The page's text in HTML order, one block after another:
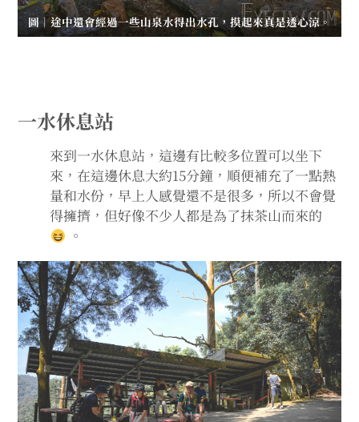
圖｜途中還會經過一些山泉水得出水孔，摸起來真是透心涼。
一水休息站
來到一水休息站，這邊有比較多位置可以坐下
來，在這邊休息大約15分鐘，順便補充了一點熱
量和水份，早上人感覺還不是很多，所以不會覺
得擁擠，但好像不少人都是為了抹茶山而來的
。